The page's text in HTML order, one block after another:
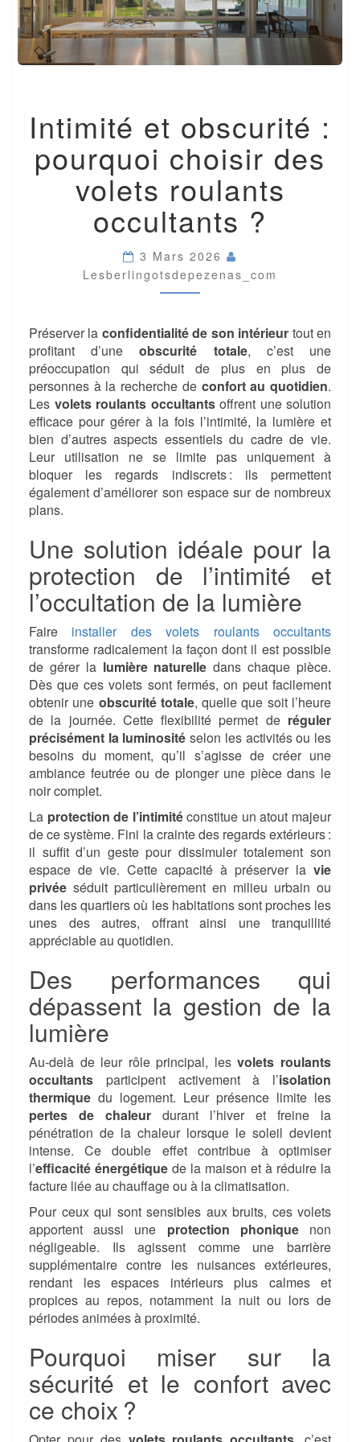
OBSCURITÉ
POURQUOI
CHOISIR
DES
VOLETS
ROULANTS
?
Intimité et obscurité :
pourquoi choisir des
volets roulants
occultants ?
3 Mars 2026
Lesberlingotsdepezenas_com
Préserver la confidentialité de son intérieur tout en
profitant d’uneobscurité totale, c’est une
préoccupation qui séduit de plus en plus de
personnes à la recherche de confort au quotidien.
Les volets roulants occultantsoffrent une solution
efficace pour gérer à la fois l’intimité, la lumière et
bien d’autres aspects essentiels du cadre de vie.
Leur utilisation ne se limite pas uniquement à
bloquer les regards indiscrets : ils permettent
également d’améliorer son espace sur de nombreux
plans.
Une solution idéale pour la
protection de l’intimité et
l’occultation de la lumière
Faire installer des volets roulants occultants
transforme radicalement la façon dont il est possible
de gérer la lumière naturelle dans chaque pièce.
Dès que ces volets sont fermés, on peut facilement
obtenir une obscurité totale, quelle que soit l’heure
de la journée. Cette flexibilité permet de réguler
précisément la luminosité selon les activités ou les
besoins du moment, qu’il s’agisse de créer une
ambiance feutrée ou de plonger une pièce dans le
noir complet.
La protection de l’intimitéconstitue un atout majeur
de ce système. Fini la crainte des regards extérieurs :
il suffit d’un geste pour dissimuler totalement son
espace de vie. Cette capacité à préserver la vie
privée séduit particulièrement en milieu urbain ou
dans les quartiers où les habitations sont proches les
unes des autres, offrant ainsi une tranquillité
appréciable au quotidien.
Des performances qui
dépassent la gestion de la
lumière
Au-delà de leur rôle principal, lesvolets roulants
occultants participent activement à l’isolation
thermique du logement. Leur présence limite les
pertes de chaleur durant l’hiver et freine la
pénétration de la chaleur lorsque le soleil devient
intense. Ce double effet contribue à optimiser
l’efficacité énergétique de la maison et à réduire la
facture liée au chauffage ou à la climatisation.
Pour ceux qui sont sensibles aux bruits, ces volets
apportent aussi une protection phoniquenon
négligeable. Ils agissent comme une barrière
supplémentaire contre les nuisances extérieures,
rendant les espaces intérieurs plus calmes et
propices au repos, notamment la nuit ou lors de
périodes animées à proximité.
Pourquoi miser sur la
sécurité et le confort avec
ce choix ?